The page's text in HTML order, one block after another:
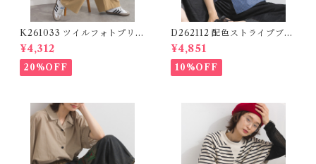
K261033 ツイルフォトプリン
トイージーテーパードパンツ /
Twill Photo Print Easy Tap
ered Pants
¥4,312
20%OFF
D262112 配色ストライプブラ
ウス / Color Block Stripe R
elaxed Blouse 【re-stock】
¥4,851
10%OFF